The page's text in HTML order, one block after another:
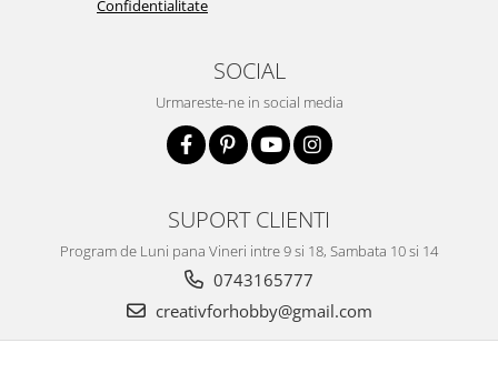
Confidentialitate
SOCIAL
Urmareste-ne in social media
SUPORT CLIENTI
Program de Luni pana Vineri intre 9 si 18, Sambata 10 si 14
0743165777
creativforhobby@gmail.com